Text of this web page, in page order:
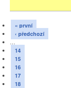
« první
‹ předchozí
…
14
15
16
17
18